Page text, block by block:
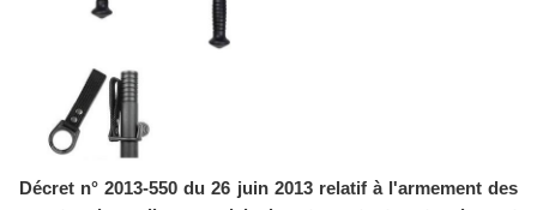
Décret n° 2013-550 du 26 juin 2013 relatif à l'armement des